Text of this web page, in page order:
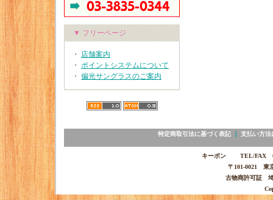
▼ フリーページ
・ 店舗案内
・ ポイントシステムについて
・ 偏光サングラスのご案内
特定商取引法に基づく表記｜ 支払い方法
キーポン TEL/FAX
〒101-0021 東
古物商許可証